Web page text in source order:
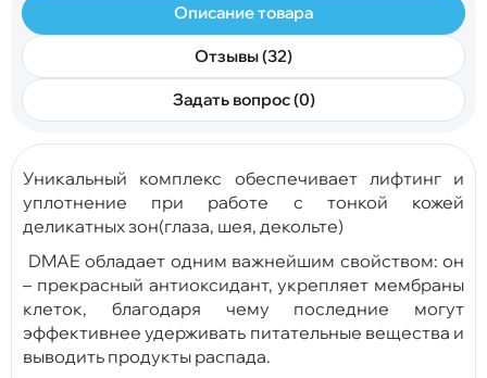
Описание товара
Отзывы (32)
Задать вопрос (0)
Уникальный комплекс обеспечивает лифтинг и
уплотнение при работе с тонкой кожей
деликатных зон(глаза, шея, декольте)
DMAE обладает одним важнейшим свойством: он
– прекрасный антиоксидант, укрепляет мембраны
клеток, благодаря чему последние могут
эффективнее удерживать питательные вещества и
выводить продукты распада.